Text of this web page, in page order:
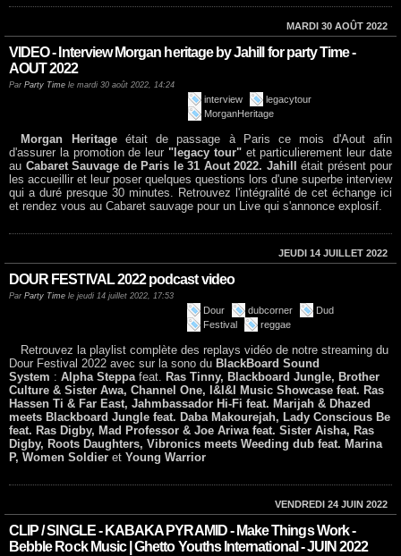
MARDI 30 AOÛT 2022
VIDEO - Interview Morgan heritage by Jahill for party Time -
AOUT 2022
Par Party Time le mardi 30 août 2022, 14:24
interview
legacytour
MorganHeritage
Morgan Heritageétait de passage à Paris ce mois d'Aout afin
d'assurer la promotion de leur "legacy tour"et particulierement leur date
au Cabaret Sauvage de Paris le 31 Aout 2022. Jahill
était présent pour
les accueillir et leur poser quelques questions lors d'une superbe interview
qui a duré presque 30 minutes. Retrouvez l'intégralité de cet échange ici
et rendez vous au Cabaret sauvage pour un Live qui s'annonce explosif.
JEUDI 14 JUILLET 2022
DOUR FESTIVAL 2022 podcast video
Par Party Time le jeudi 14 juillet 2022, 17:53
Dour dubcorner
Dud
Festival
reggae
Retrouvez la playlist complète des replays vidéo de notre streaming du
Dour Festival 2022 avec sur la sono du BlackBoard Sound
System : Alpha Steppa feat. Ras Tinny, Blackboard Jungle, Brother
Culture & Sister Awa, Channel One, I&I&I Music Showcase feat. Ras
Hassen Ti & Far East, Jahmbassador Hi-Fi feat. Marijah & Dhazed
meets Blackboard Jungle feat. Daba Makourejah, Lady Conscious Be
feat. Ras Digby, Mad Professor & Joe Ariwa feat. Sister Aisha, Ras
Digby, Roots Daughters, Vibronics meets Weeding dub feat. Marina
P, Women Soldier et Young Warrior
VENDREDI 24 JUIN 2022
CLIP / SINGLE - KABAKA PYRAMID - Make Things Work -
Bebble Rock Music | Ghetto Youths International - JUIN 2022